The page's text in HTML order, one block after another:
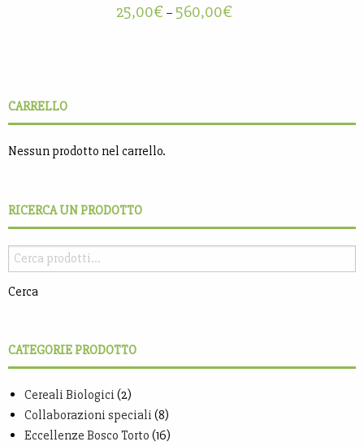
25,00€ – 560,00€
CARRELLO
Nessun prodotto nel carrello.
RICERCA UN PRODOTTO
Cerca
CATEGORIE PRODOTTO
Cereali Biologici (2)
Collaborazioni speciali (8)
Eccellenze Bosco Torto (16)